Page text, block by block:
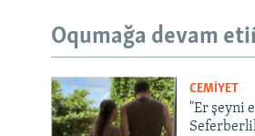
Oqumağa devam
CEMİYET
"Er şeyni